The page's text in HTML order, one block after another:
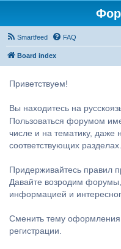
Smartfeed FAQ
Board index
Приветствуем!
Вы находитесь на
Пользоваться форумом
числе и на тематику, даже
соответствующих разделах.
Придерживайтесь правил
Давайте возродим
информацией и
Сменить тему
регистрации.